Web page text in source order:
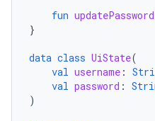
fun updatePassword
}
data class UiState(
val username :
val password :
)